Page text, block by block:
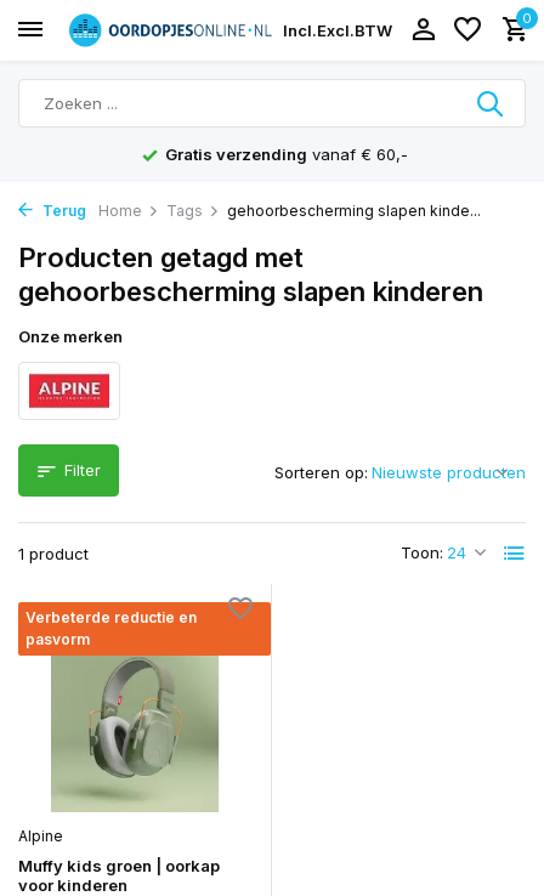
Incl.Excl.BTW
0
Gratis verzending vanaf € 60,-
Terug Home Tags gehoorbescherming slapen kinde...
Producten getagd met
gehoorbescherming slapen kinderen
Onze merken
Filter
1 product Toon:
Sorteren op:
Verbeterde reductie en
pasvorm
Alpine
Muffy kids groen | oorkap
voor kinderen